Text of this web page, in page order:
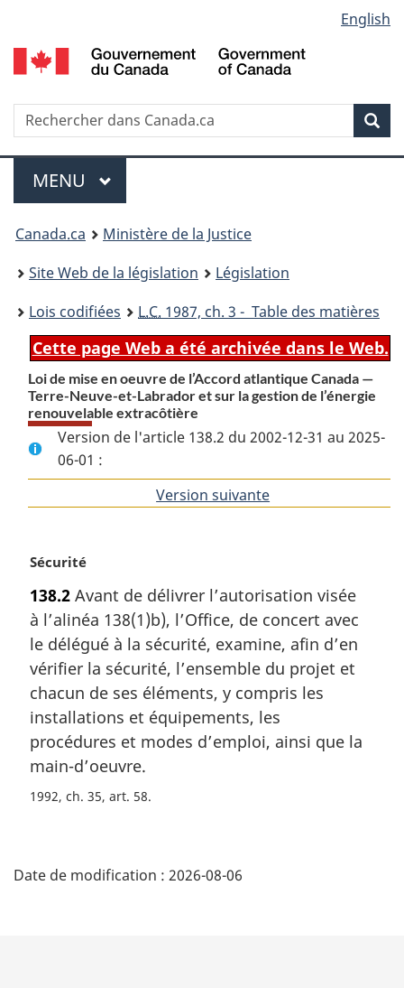
au
contenu
propos
de
la
HTML
simplifiée
selection
English
Recherche
Menu
MENU PRINCIPAL
You
are
here:
Canada.ca
Ministère de la Justice
Site Web de la législation
Législation
Lois codifiées
L.C. 1987, ch. 3 - Table des matières
Cette page Web a été archivée dans le Web.
Loi de mise en oeuvre de l’Accord atlantique Canada —
Terre-Neuve-et-Labrador et sur la gestion de l’énergie
renouvelable extracôtière
Version de l'article 138.2 du 2002-12-31 au 2025-
06-01 :
Version suivante
N
t
e
m
a
g
i
n
a
e
Sécurité
138.2 Avant de délivrer l’autorisation visée
à l’alinéa 138(1)b), l’Office, de concert avec
le délégué à la sécurité, examine, afin d’en
vérifier la sécurité, l’ensemble du projet et
chacun de ses éléments, y compris les
installations et équipements, les
procédures et modes d’emploi, ainsi que la
main-d’oeuvre.
1992, ch. 35, art. 58
é
Date de modification : 2026-08-06